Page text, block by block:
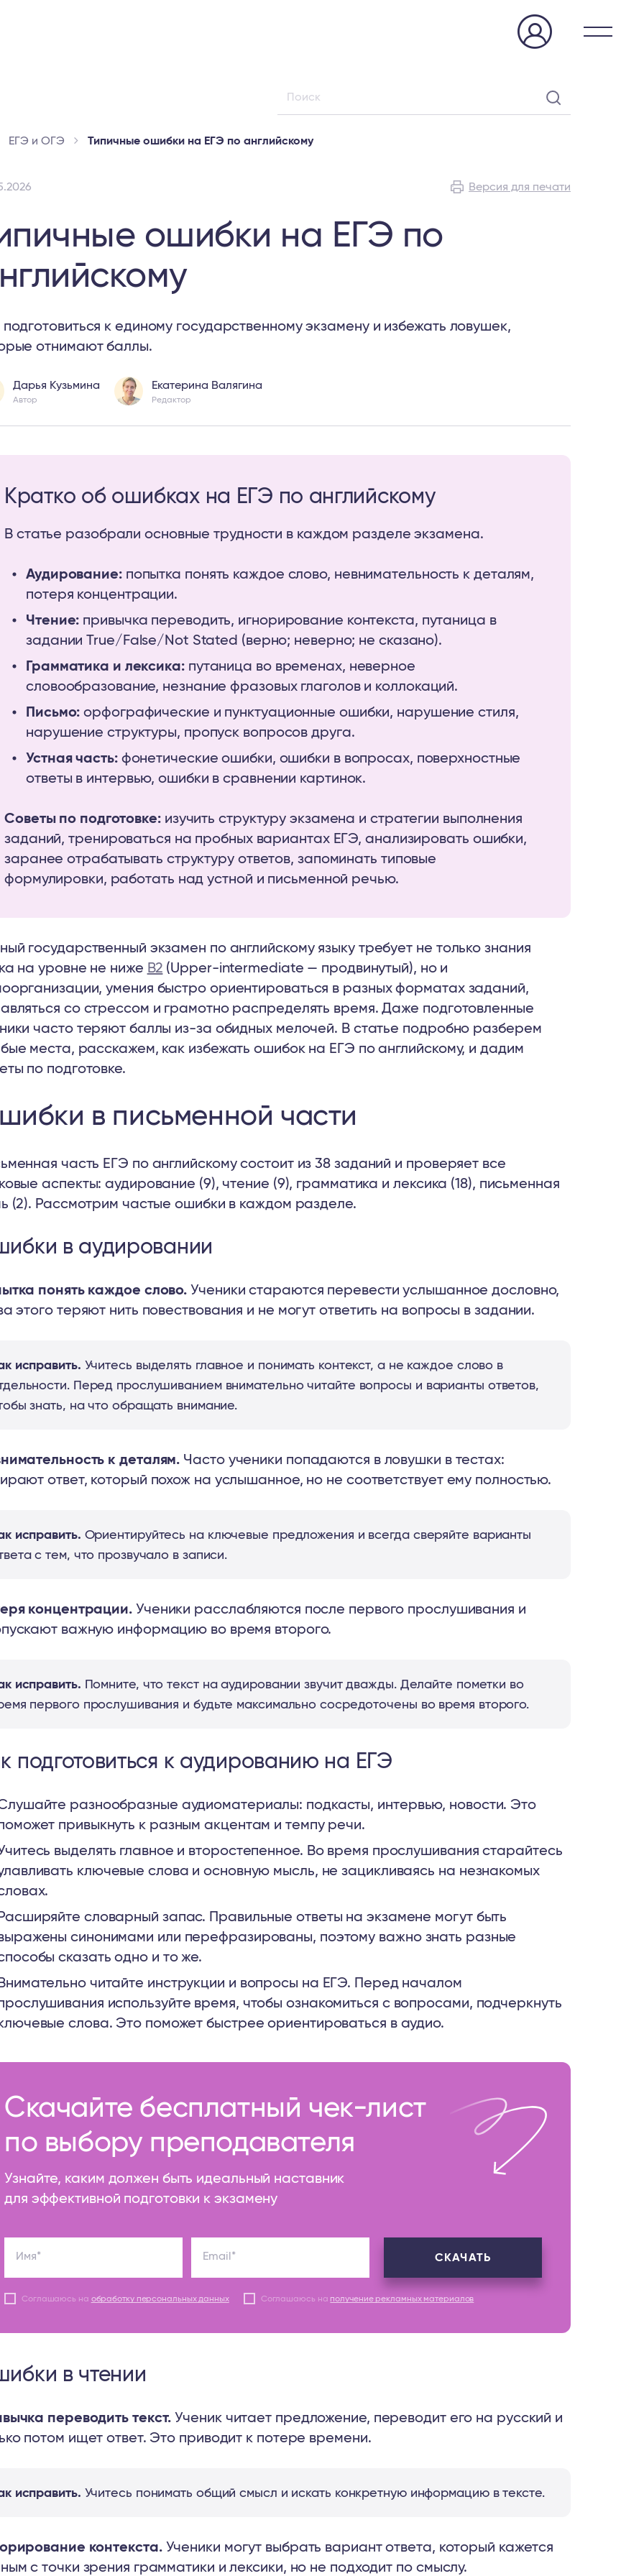
ЕГЭ и ОГЭ Типичные ошибки на ЕГЭ по английскому
Версия для печати
ошибки на ЕГЭ по
подготовиться к единому государственному экзамену и избежать ловушек,
отнимают баллы.
Дарья Кузьмина
Автор
Екатерина Валягина
Редактор
Кратко об ошибках на ЕГЭ по английскому
В статье разобрали основные трудности в каждом разделе экзамена.
Аудирование:попытка понять каждое слово, невнимательность к деталям,
потеря концентрации.
Чтение: привычка переводить, игнорирование контекста, путаница в
задании True/False/Not Stated (верно; неверно; не сказано).
Грамматика и лексика:путаница во временах, неверное
словообразование, незнание фразовых глаголов и коллокаций.
Письмо: орфографические и пунктуационные ошибки, нарушение стиля,
нарушение структуры, пропуск вопросов друга.
Устная часть:фонетические ошибки, ошибки в вопросах, поверхностные
ответы в интервью, ошибки в сравнении картинок.
Советы по подготовке:изучить структуру экзамена и стратегии выполнения
заданий, тренироваться на пробных вариантах ЕГЭ, анализировать ошибки,
заранее отрабатывать структуру ответов, запоминать типовые
формулировки, работать над устной и письменной речью.
государственный экзамен по английскому языку требует не только знания
на уровне не ниже B2 (Upper-intermediate — продвинутый), но и
умения быстро ориентироваться в разных форматах заданий,
со стрессом и грамотно распределять время. Даже подготовленные
часто теряют баллы из-за обидных мелочей. В статье подробно разберем
места, расскажем, как избежать ошибок на ЕГЭ по английскому, и дадим
по подготовке.
в письменной части
часть ЕГЭ по английскому состоит из 38 заданий и проверяет все
аспекты: аудирование (9), чтение (9), грамматика и лексика (18), письменная
(2). Рассмотрим частые ошибки в каждом разделе.
в аудировании
понять каждое слово. Ученики стараются перевести услышанное дословно,
этого теряют нить повествования и не могут ответить на вопросы в задании.
исправить. Учитесь выделять главное и понимать контекст, а не каждое слово в
Перед прослушиванием внимательно читайте вопросы и варианты ответов,
знать, на что обращать внимание.
к деталям. Часто ученики попадаются в ловушки в тестах:
ответ, который похож на услышанное, но не соответствует ему полностью.
исправить. Ориентируйтесь на ключевые предложения и всегда сверяйте варианты
с тем, что прозвучало в записи.
концентрации. Ученики расслабляются после первого прослушивания и
важную информацию во время второго.
исправить. Помните, что текст на аудировании звучит дважды. Делайте пометки во
первого прослушивания и будьте максимально сосредоточены во время второго.
подготовиться к аудированию на ЕГЭ
разнообразные аудиоматериалы: подкасты, интервью, новости. Это
привыкнуть к разным акцентам и темпу речи.
выделять главное и второстепенное. Во время прослушивания старайтесь
ключевые слова и основную мысль, не зацикливаясь на незнакомых
словарный запас. Правильные ответы на экзамене могут быть
синонимами или перефразированы, поэтому важно знать разные
сказать одно и то же.
читайте инструкции и вопросы на ЕГЭ. Перед началом
используйте время, чтобы ознакомиться с вопросами, подчеркнуть
слова. Это поможет быстрее ориентироваться в аудио.
Скачайте бесплатный чек-лист
по выбору преподавателя
Узнайте, каким должен быть идеальный наставник
для эффективной подготовки к экзамену
Имя* Email* СКАЧАТЬ
Соглашаюсь на обработку персональных данных Соглашаюсь на получение рекламных материалов
в чтении
переводить текст. Ученик читает предложение, переводит его на русский и
потом ищет ответ. Это приводит к потере времени.
исправить. Учитесь понимать общий смысл и искать конкретную информацию в тексте.
контекста. Ученики могут выбрать вариант ответа, который кажется
с точки зрения грамматики и лексики, но не подходит по смыслу.